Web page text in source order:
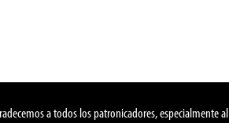
a todos los patronicadores, especialmente al